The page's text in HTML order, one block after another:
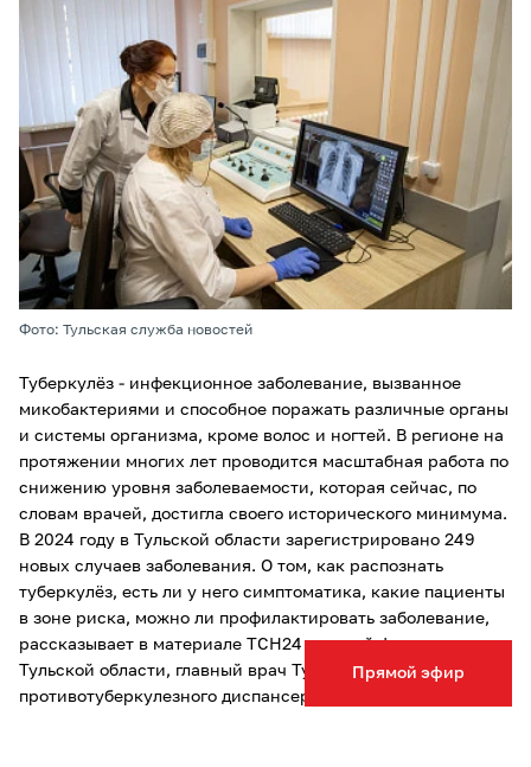
Прямой эфир
Фото: Тульская служба новостей
Туберкулёз - инфекционное заболевание, вызванное
микобактериями и способное поражать различные органы
и системы организма, кроме волос и ногтей. В регионе на
протяжении многих лет проводится масштабная работа по
снижению уровня заболеваемости, которая сейчас, по
словам врачей, достигла своего исторического минимума.
В 2024 году в Тульской области зарегистрировано 249
новых случаев заболевания. О том, как распознать
туберкулёз, есть ли у него симптоматика, какие пациенты
в зоне риска, можно ли профилактировать заболевание,
рассказывает в материале ТСН24 главный фтизиатр
Тульской области, главный врач Тульского областного
противотуберкулезного диспансера Марина Маслакова.